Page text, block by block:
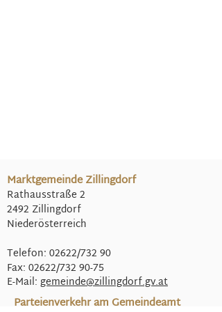
Marktgemeinde Zillingdorf
Rathausstraße 2
2492 Zillingdorf
Niederösterreich
Telefon: 02622/732 90
Fax: 02622/732 90-75
E-Mail: gemeinde@zillingdorf.gv.at
Parteienverkehr am Gemeindeamt